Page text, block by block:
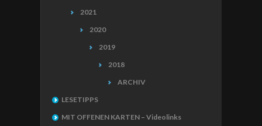
2021
2020
2019
2018
ARCHIV
LESETIPPS
MIT OFFENEN KARTEN – Videolinks